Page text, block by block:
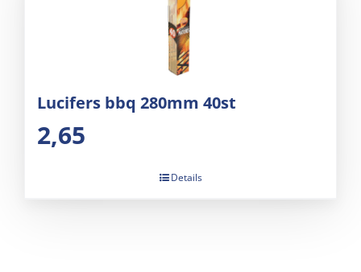
Lucifers bbq 280mm 40st
2,65
Details